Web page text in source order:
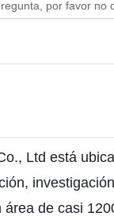
por favor no
Ltd está
de casi